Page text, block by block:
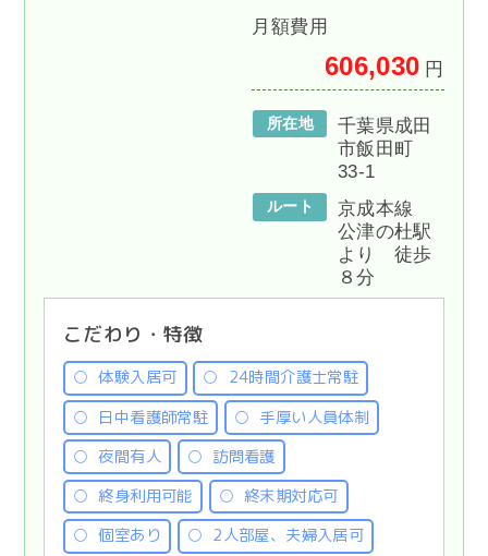
月額費用
606,030 円
所在地
千葉県成田
市飯田町
33-1
ルート
京成本線
公津の杜駅
より 徒歩
８分
こだわり・特徴
体験入居可
24時間介護士常駐
日中看護師常駐
手厚い人員体制
夜間有人
訪問看護
終身利用可能
終末期対応可
個室あり
2人部屋、夫婦入居可